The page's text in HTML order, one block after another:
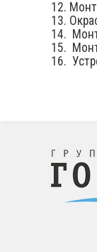
12.
13.
14.
15.
16.